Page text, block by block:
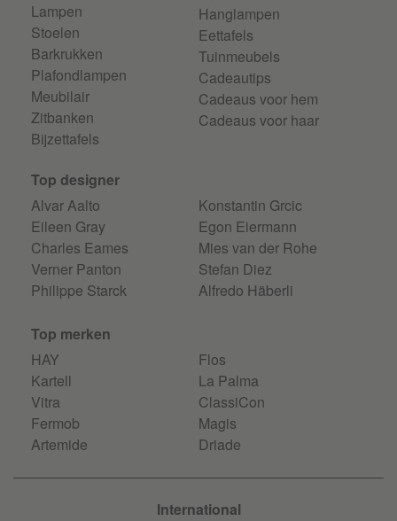
Lampen
Stoelen
Barkrukken
Plafondlampen
Meubilair
Zitbanken
Bijzettafels
Hanglampen
Eettafels
Tuinmeubels
Cadeautips
Cadeaus voor hem
Cadeaus voor haar
Top designer
Alvar Aalto
Eileen Gray
Charles Eames
Verner Panton
Philippe Starck
Konstantin Grcic
Egon Eiermann
Mies van der Rohe
Stefan Diez
Alfredo Häberli
Top merken
HAY
Kartell
Vitra
Fermob
Artemide
Flos
La Palma
ClassiCon
Magis
Driade
International